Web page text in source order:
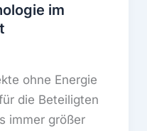
im
ohne Energie
die Beteiligten
immer größer